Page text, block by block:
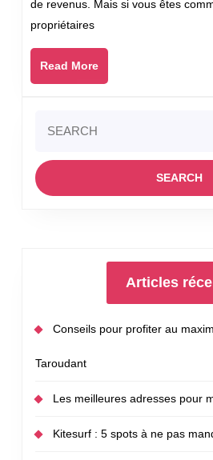
honnête
les
de
de revenus. Mais si vous êtes
propriétaires
Read MoreRead
More
for:
Articles
Conseils pour profiter au
Taroudant
Les meilleures adresses pour
Kitesurf : 5 spots à ne pas